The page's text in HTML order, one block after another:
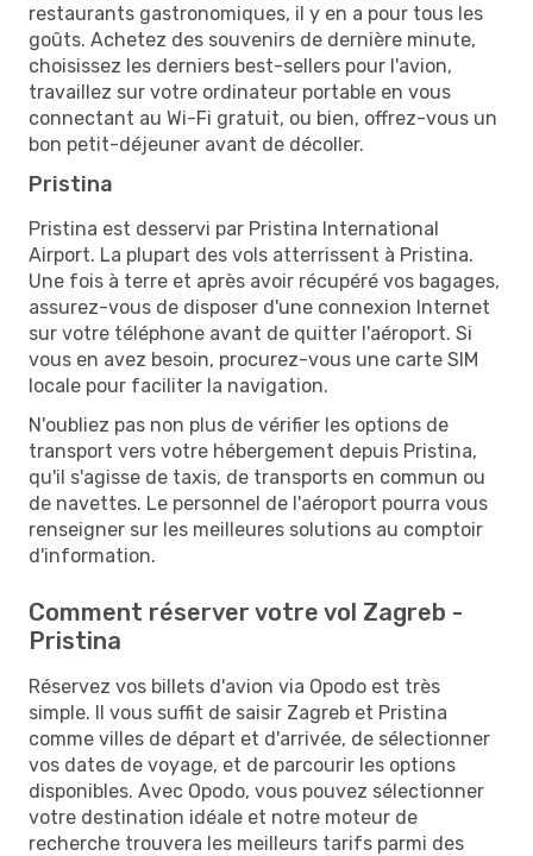
restaurants gastronomiques, il y en a pour tous les
goûts. Achetez des souvenirs de dernière minute,
choisissez les derniers best-sellers pour l'avion,
travaillez sur votre ordinateur portable en vous
connectant au Wi-Fi gratuit, ou bien, offrez-vous un
bon petit-déjeuner avant de décoller.
Pristina
Pristina est desservi par Pristina International
Airport. La plupart des vols atterrissent à Pristina.
Une fois à terre et après avoir récupéré vos bagages,
assurez-vous de disposer d'une connexion Internet
sur votre téléphone avant de quitter l'aéroport. Si
vous en avez besoin, procurez-vous une carte SIM
locale pour faciliter la navigation.
N'oubliez pas non plus de vérifier les options de
transport vers votre hébergement depuis Pristina,
qu'il s'agisse de taxis, de transports en commun ou
de navettes. Le personnel de l'aéroport pourra vous
renseigner sur les meilleures solutions au comptoir
d'information.
Comment réserver votre vol Zagreb -
Pristina
Réservez vos billets d'avion via Opodo est très
simple. Il vous suffit de saisir Zagreb et Pristina
comme villes de départ et d'arrivée, de sélectionner
vos dates de voyage, et de parcourir les options
disponibles. Avec Opodo, vous pouvez sélectionner
votre destination idéale et notre moteur de
recherche trouvera les meilleurs tarifs parmi des